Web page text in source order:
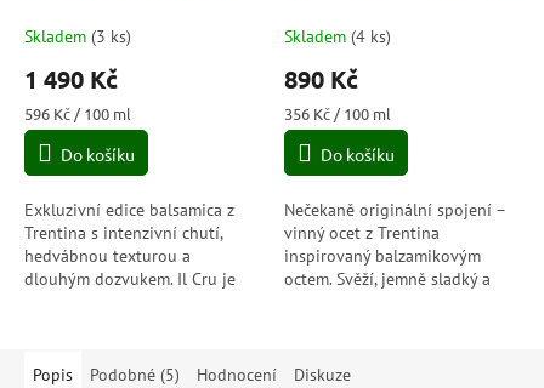
Skladem (3 ks)
1 490 Kč
Měrná
cena:
596 Kč / 100 ml
Do košíku
Exkluzivní edice balsamica z
Trentina s intenzivní chutí,
hedvábnou texturou a
dlouhým dozvukem. Il Cru je
Skladem (4 ks)
890 Kč
Měrná
cena:
356 Kč / 100 ml
Do košíku
Nečekaně originální spojení –
vinný ocet z Trentina
inspirovaný balzamikovým
octem. Svěží, jemně sladký a
Popis
Podobné (5) Hodnocení Diskuze